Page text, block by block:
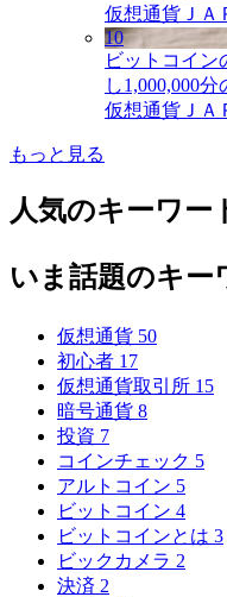
仮想通貨ＪＡ
10
ビットコイ
し1,000,000分
仮想通貨ＪＡ
もっと見る
人気のキーワー
いま話題のキー
仮想通貨 50
初心者 17
仮想通貨取引所 15
暗号通貨 8
投資 7
コインチェック 5
アルトコイン 5
ビットコイン 4
ビットコインとは 3
ビックカメラ 2
決済 2